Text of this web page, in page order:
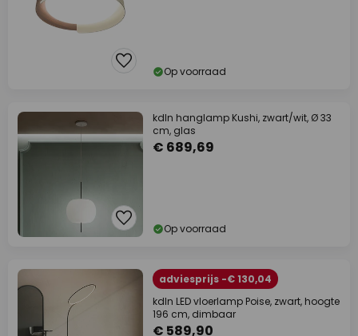
Op voorraad
kdln hanglamp Kushi, zwart/wit, Ø 33
cm, glas
€ 689,69
Op voorraad
adviesprijs -€ 130,04
kdln LED vloerlamp Poise, zwart, hoogte
196 cm, dimbaar
€ 589,90